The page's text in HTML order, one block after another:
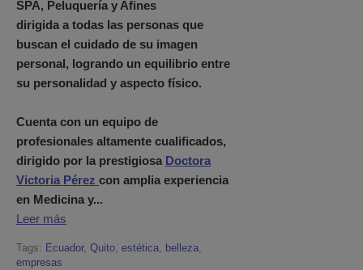
SPA, Peluquería y Afines
dirigida a todas las personas que
buscan el cuidado de su imagen
personal, logrando un equilibrio entre
su personalidad y aspecto físico.
Cuenta con un equipo de
profesionales altamente cualificados,
dirigido por la prestigiosa Doctora
Victoria Pérez con amplia experiencia
en Medicina y...
Leer más
Tags: Ecuador, Quito, estética, belleza,
empresas